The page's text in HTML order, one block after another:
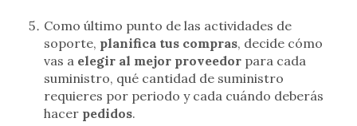
Como último punto de las actividades de
soporte, planifica tus compras, decide cómo
vas a elegir al mejor proveedor para cada
suministro, qué cantidad de suministro
requieres por periodo y cada cuándo deberás
hacer pedidos.